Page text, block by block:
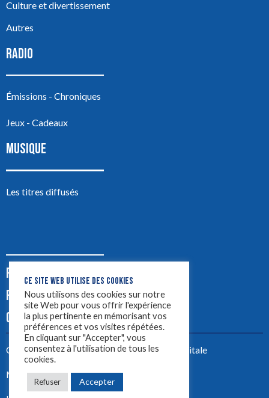
Culture et divertissement
Autres
RADIO
Émissions - Chroniques
Jeux - Cadeaux
MUSIQUE
Les titres diffusés
PODCASTS
PUB
CONTACT
Créez votre site avecYellowtie – Agence Digitale
Mentions légales
CE SITE WEB UTILISE DES COOKIES
Nous utilisons des cookies sur notre
site Web pour vous offrir l'expérience
la plus pertinente en mémorisant vos
préférences et vos visites répétées.
En cliquant sur "Accepter", vous
consentez à l'utilisation de tous les
cookies.
Refuser Accepter